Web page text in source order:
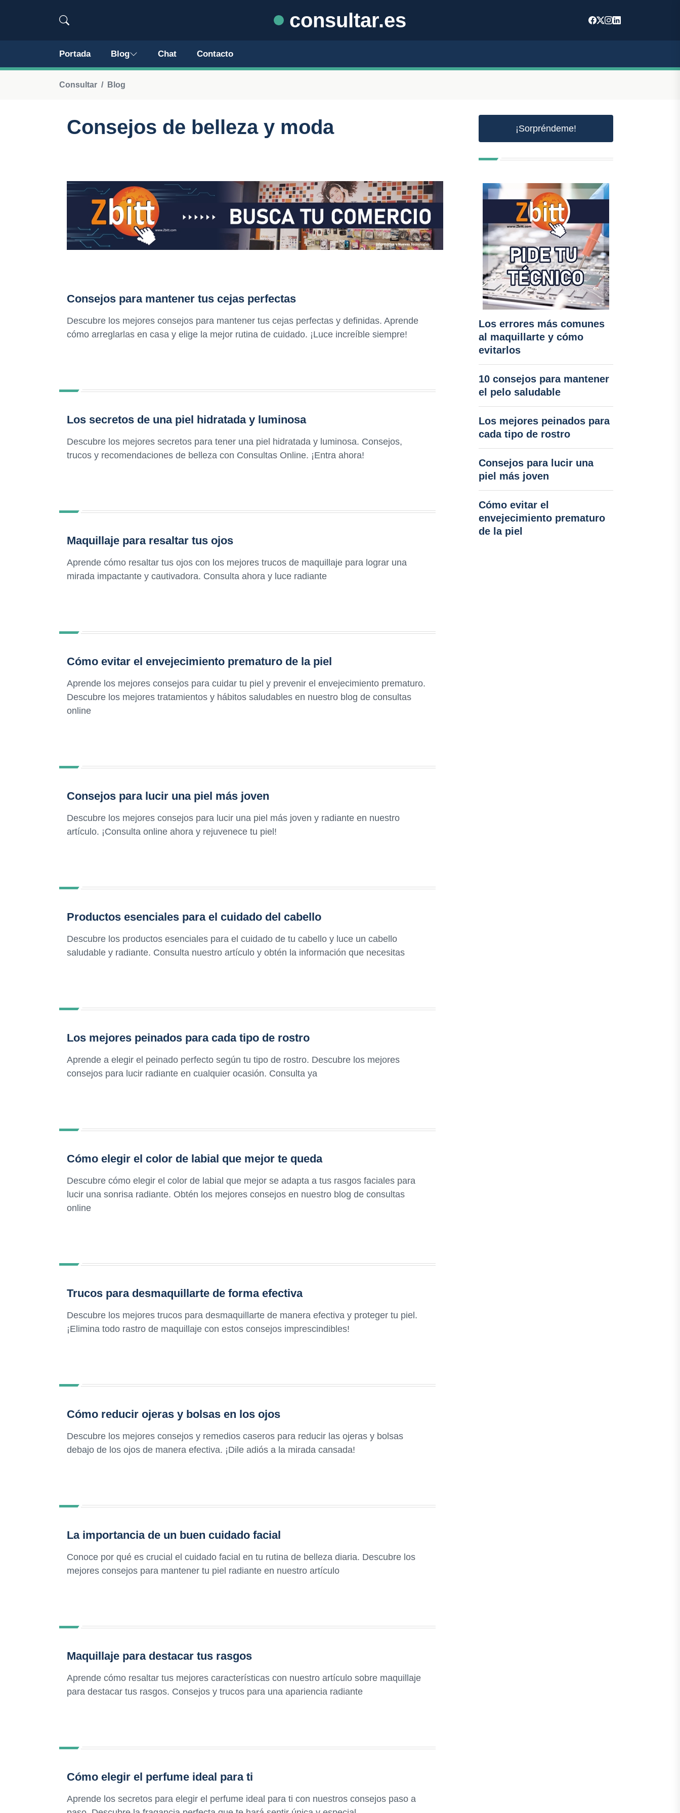
consultar.es
Portada Blog Chat Contacto
Consultar Blog
Consejos de belleza y moda
Consejos para mantener tus cejas perfectas
Descubre los mejores consejos para mantener tus cejas perfectas y definidas. Aprende
cómo arreglarlas en casa y elige la mejor rutina de cuidado. ¡Luce increíble siempre!
Los secretos de una piel hidratada y luminosa
Descubre los mejores secretos para tener una piel hidratada y luminosa. Consejos,
trucos y recomendaciones de belleza con Consultas Online. ¡Entra ahora!
Maquillaje para resaltar tus ojos
Aprende cómo resaltar tus ojos con los mejores trucos de maquillaje para lograr una
mirada impactante y cautivadora. Consulta ahora y luce radiante
Cómo evitar el envejecimiento prematuro de la piel
Aprende los mejores consejos para cuidar tu piel y prevenir el envejecimiento prematuro.
Descubre los mejores tratamientos y hábitos saludables en nuestro blog de consultas
online
Consejos para lucir una piel más joven
Descubre los mejores consejos para lucir una piel más joven y radiante en nuestro
artículo. ¡Consulta online ahora y rejuvenece tu piel!
Productos esenciales para el cuidado del cabello
Descubre los productos esenciales para el cuidado de tu cabello y luce un cabello
saludable y radiante. Consulta nuestro artículo y obtén la información que necesitas
Los mejores peinados para cada tipo de rostro
Aprende a elegir el peinado perfecto según tu tipo de rostro. Descubre los mejores
consejos para lucir radiante en cualquier ocasión. Consulta ya
Cómo elegir el color de labial que mejor te queda
Descubre cómo elegir el color de labial que mejor se adapta a tus rasgos faciales para
lucir una sonrisa radiante. Obtén los mejores consejos en nuestro blog de consultas
online
Trucos para desmaquillarte de forma efectiva
Descubre los mejores trucos para desmaquillarte de manera efectiva y proteger tu piel.
¡Elimina todo rastro de maquillaje con estos consejos imprescindibles!
Cómo reducir ojeras y bolsas en los ojos
Descubre los mejores consejos y remedios caseros para reducir las ojeras y bolsas
debajo de los ojos de manera efectiva. ¡Dile adiós a la mirada cansada!
La importancia de un buen cuidado facial
Conoce por qué es crucial el cuidado facial en tu rutina de belleza diaria. Descubre los
mejores consejos para mantener tu piel radiante en nuestro artículo
Maquillaje para destacar tus rasgos
Aprende cómo resaltar tus mejores características con nuestro artículo sobre maquillaje
para destacar tus rasgos. Consejos y trucos para una apariencia radiante
Cómo elegir el perfume ideal para ti
Aprende los secretos para elegir el perfume ideal para ti con nuestros consejos paso a
¡Sorpréndeme!
Los errores más comunes
al maquillarte y cómo
evitarlos
10 consejos para mantener
el pelo saludable
Los mejores peinados para
cada tipo de rostro
Consejos para lucir una
piel más joven
Cómo evitar el
envejecimiento prematuro
de la piel